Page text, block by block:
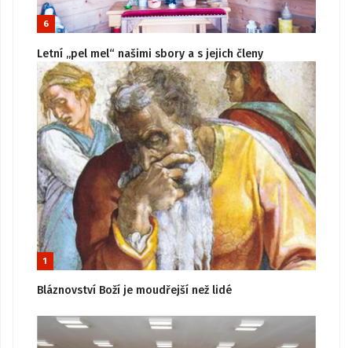
6
Letní „pel mel“ našimi sbory a s jejich členy
1
Bláznovství Boží je moudřejší než lidé